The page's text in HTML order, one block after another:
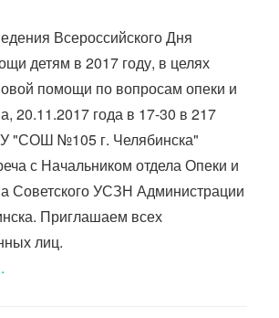
Всероссийского Дня
детям в 2017 году, в целях
помощи по вопросам опеки и
20.11.2017 года в 17-30 в 217
"СОШ №105 г. Челябинска"
с Начальником отдела Опеки и
Советского УСЗН Администрации
Приглашаем всех
лиц.